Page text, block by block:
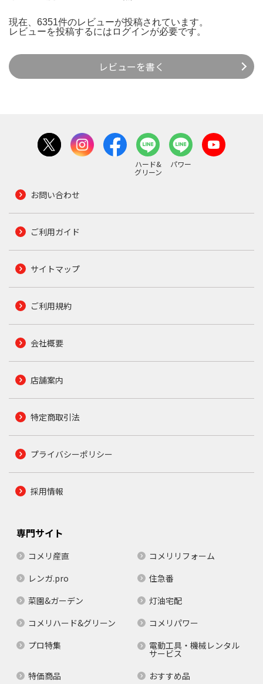
現在、6351件のレビューが投稿されています。
レビューを投稿するには ログインが必要です。
レビューを書く
ハード&
グリーン
パワー
お問い合わせ
ご利用ガイド
サイトマップ
ご利用規約
会社概要
店舗案内
特定商取引法
プライバシーポリシー
採用情報
専門サイト
コメリ産直
コメリリフォーム
レンガ.pro
住急番
菜園&ガーデン
灯油宅配
コメリハード&グリーン
コメリパワー
プロ特集
電動工具・機械レンタル
サービス
特価商品
おすすめ品